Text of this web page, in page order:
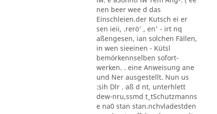
nen beer wee d das
Einschleien.der Kutsch ei er
sen ieii, .rerö' , en' - irt nq
aßengesen, ian solchen Fällen,
in wen sieeinen - Kütsl
bemörkennselben sofort-
werken. . eine Anweisung ane
und Ner ausgestellt. Nun us
:sih Dlr . aß d nt, unterhlett
dew-nru,ssmd t_tSchutzmanns
e na0 stan stan.nchvladestden